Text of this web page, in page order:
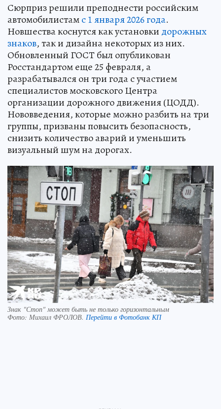
Сюрприз решили преподнести российским
автомобилистамс 1 января 2026 года.
Новшества коснутся как установки дорожных
знаков, так и дизайна некоторых из них.
Обновленный ГОСТ был опубликован
Росстандартом еще 25 февраля, а
разрабатывался он три года с участием
специалистов московского Центра
организации дорожного движения (ЦОДД).
Нововведения, которые можно разбить на три
группы, призваны повысить безопасность,
снизить количество аварий и уменьшить
визуальный шум на дорогах.
Знак "Стоп" может быть не только горизонтальным
Фото: Михаил ФРОЛОВ. Перейти в Фотобанк КП